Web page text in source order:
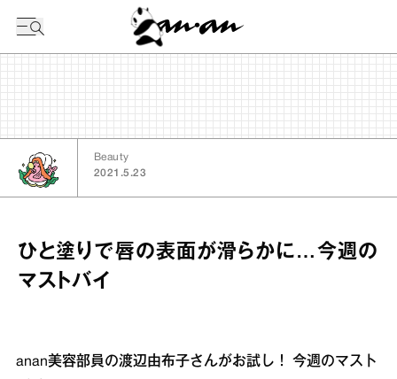
Beauty
2021.5.23
ひと塗りで唇の表面が滑らかに…今週の
マストバイ
anan美容部員の渡辺由布子さんがお試し！ 今週のマスト